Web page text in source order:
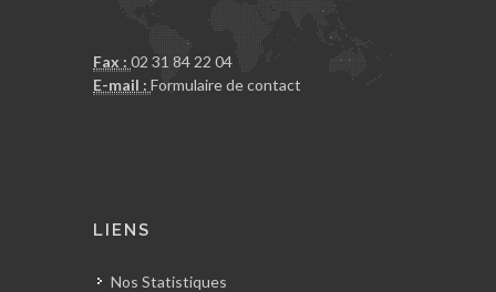
Fax : 02 31 84 22 04
E-mail : Formulaire de contact
LIENS
Nos Statistiques